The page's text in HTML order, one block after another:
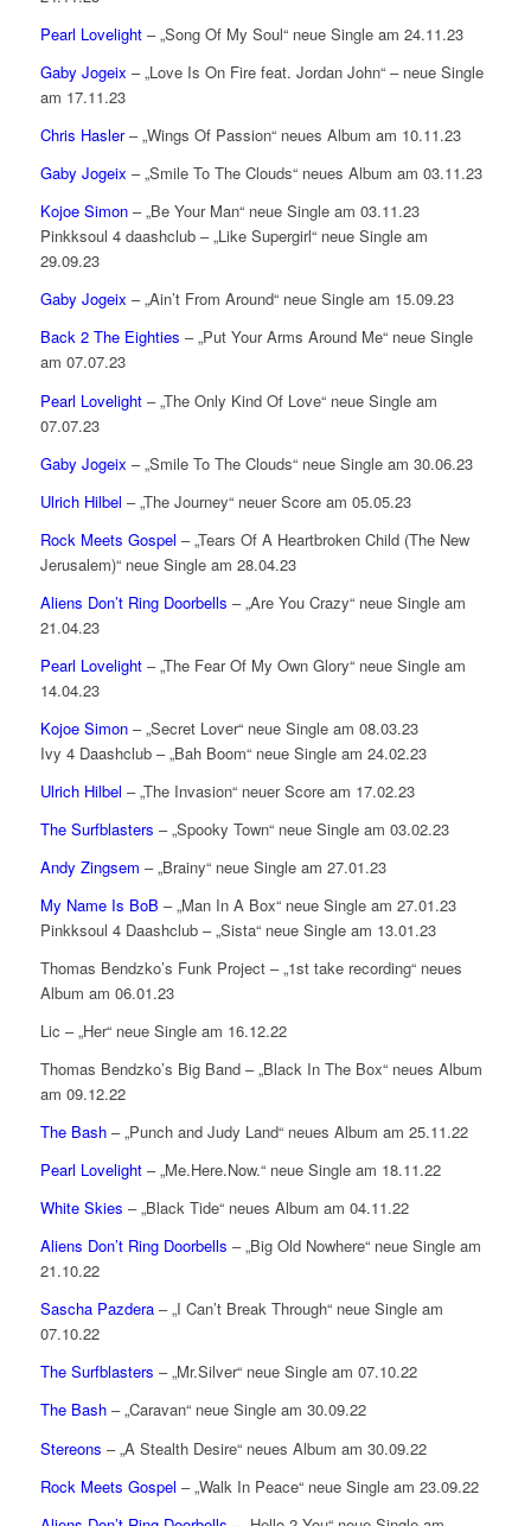
Pearl Lovelight– „Song Of My Soul“ neue Single am 24.11.23
Gaby Jogeix – „Love Is On Fire feat. Jordan John“ – neue Single
am 17.11.23
Chris Hasler– „Wings Of Passion“ neues Album am 10.11.23
Gaby Jogeix – „Smile To The Clouds“ neues Album am 03.11.23
Kojoe Simon– „Be Your Man“ neue Single am 03.11.23
Pinkksoul 4 daashclub – „Like Supergirl“ neue Single am
29.09.23
Gaby Jogeix – „Ain’t From Around“ neue Single am 15.09.23
Back 2 The Eighties – „Put Your Arms Around Me“ neue Single
am 07.07.23
Pearl Lovelight– „The Only Kind Of Love“ neue Single am
07.07.23
Gaby Jogeix – „Smile To The Clouds“ neue Single am 30.06.23
Ulrich Hilbel – „The Journey“ neuer Score am 05.05.23
Rock Meets Gospel – „Tears Of A Heartbroken Child (The New
Jerusalem)“ neue Single am 28.04.23
Aliens Don’t Ring Doorbells – „Are You Crazy“ neue Single am
21.04.23
Pearl Lovelight– „The Fear Of My Own Glory“ neue Single am
14.04.23
Kojoe Simon– „Secret Lover“ neue Single am 08.03.23
Ivy 4 Daashclub – „Bah Boom“ neue Single am 24.02.23
Ulrich Hilbel – „The Invasion“ neuer Score am 17.02.23
The Surfblasters – „Spooky Town“ neue Single am 03.02.23
Andy Zingsem – „Brainy“ neue Single am 27.01.23
My Name Is BoB – „Man In A Box“ neue Single am 27.01.23
Pinkksoul 4 Daashclub – „Sista“ neue Single am 13.01.23
Thomas Bendzko’s Funk Project – „1st take recording“ neues
Album am 06.01.23
Lic – „Her“ neue Single am 16.12.22
Thomas Bendzko’s Big Band – „Black In The Box“ neues Album
am 09.12.22
The Bash– „Punch and Judy Land“ neues Album am 25.11.22
Pearl Lovelight– „Me.Here.Now.“ neue Single am 18.11.22
White Skies – „Black Tide“ neues Album am 04.11.22
Aliens Don’t Ring Doorbells – „Big Old Nowhere“ neue Single am
21.10.22
Sascha Pazdera– „I Can’t Break Through“ neue Single am
07.10.22
The Surfblasters – „Mr.Silver“ neue Single am 07.10.22
The Bash– „Caravan“ neue Single am 30.09.22
Stereons – „A Stealth Desire“ neues Album am 30.09.22
Rock Meets Gospel – „Walk In Peace“ neue Single am 23.09.22